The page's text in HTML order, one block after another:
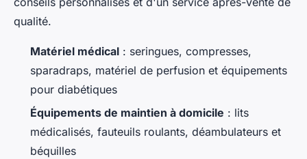
qualité.
Matériel médical : seringues, compresses,
sparadraps, matériel de perfusion et équipements
pour diabétiques
Équipements de maintien à domicile : lits
médicalisés, fauteuils roulants, déambulateurs et
béquilles